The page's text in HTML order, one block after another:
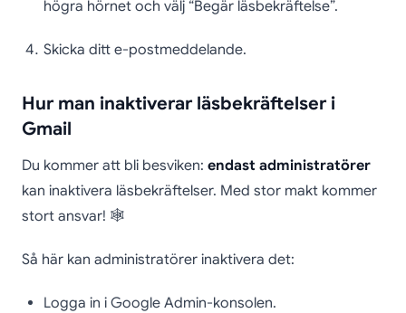
högra hörnet och välj “Begär läsbekräftelse”.
Skicka ditt e-postmeddelande.
Hur man inaktiverar läsbekräftelser i
Gmail
Du kommer att bli besviken: endast administratörer
kan inaktivera läsbekräftelser. Med stor makt kommer
stort ansvar! 🕸️
Så här kan administratörer inaktivera det:
Logga in i Google Admin-konsolen.